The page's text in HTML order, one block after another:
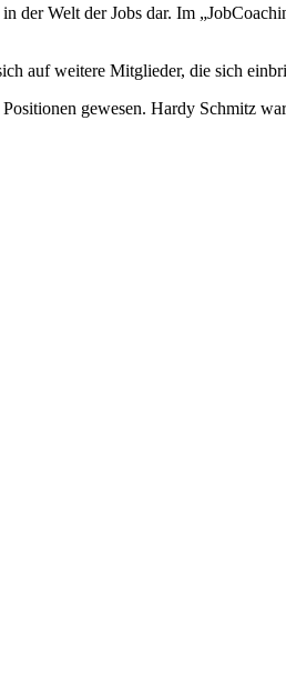
Welt der Jobs dar. Im
auf weitere Mitglieder, die sich
gewesen. Hardy Schmitz